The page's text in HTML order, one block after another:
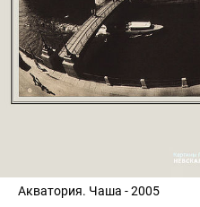
Акватория. Чаша - 2005